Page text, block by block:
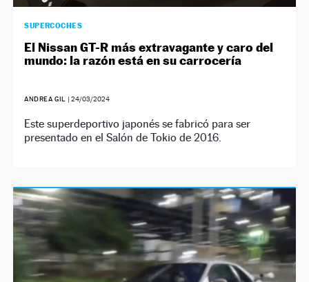
SUPERCOCHES
El Nissan GT-R más extravagante y caro del
mundo: la razón está en su carrocería
ANDREA GIL | 24/03/2024
Este superdeportivo japonés se fabricó para ser
presentado en el Salón de Tokio de 2016.